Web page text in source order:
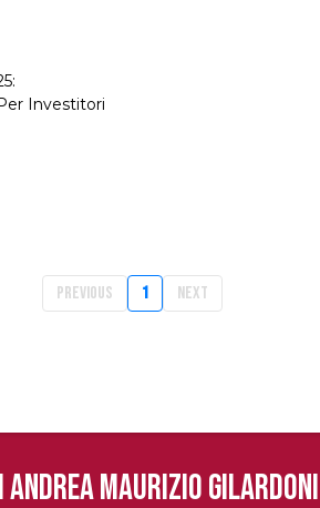
Investitori
Previous 1 Next
ANDREA MAURIZIO GILARDONI